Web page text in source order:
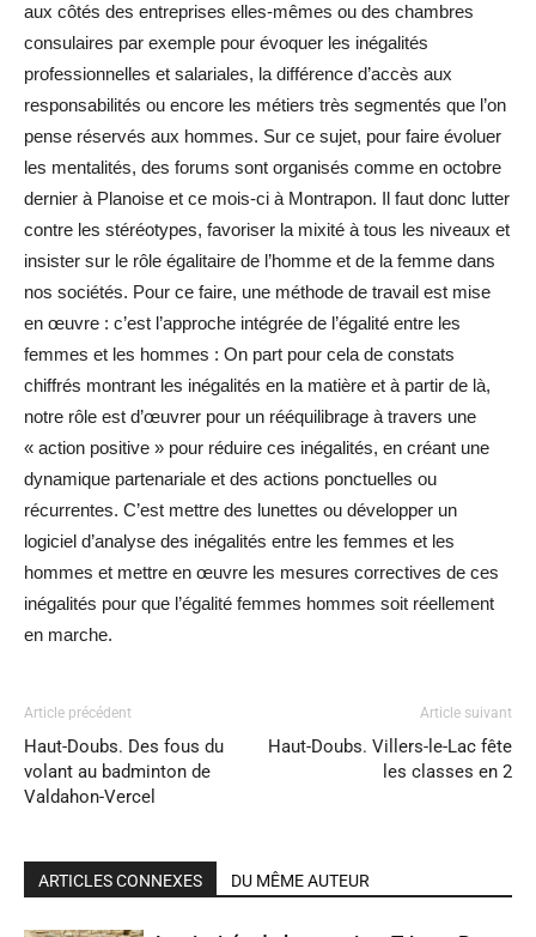
aux côtés des entreprises elles-mêmes ou des chambres
consulaires par exemple pour évoquer les inégalités
professionnelles et salariales, la différence d’accès aux
responsabilités ou encore les métiers très segmentés que l’on
pense réservés aux hommes. Sur ce sujet, pour faire évoluer
les mentalités, des forums sont organisés comme en octobre
dernier à Planoise et ce mois-ci à Montrapon. Il faut donc lutter
contre les stéréotypes, favoriser la mixité à tous les niveaux et
insister sur le rôle égalitaire de l’homme et de la femme dans
nos sociétés. Pour ce faire, une méthode de travail est mise
en œuvre : c’est l’approche intégrée de l’égalité entre les
femmes et les hommes : On part pour cela de constats
chiffrés montrant les inégalités en la matière et à partir de là,
notre rôle est d’œuvrer pour un rééquilibrage à travers une
« action positive » pour réduire ces inégalités, en créant une
dynamique partenariale et des actions ponctuelles ou
récurrentes. C’est mettre des lunettes ou développer un
logiciel d’analyse des inégalités entre les femmes et les
hommes et mettre en œuvre les mesures correctives de ces
inégalités pour que l’égalité femmes hommes soit réellement
en marche.
Article précédent
Haut-Doubs. Des fous du
volant au badminton de
Valdahon-Vercel
Article suivant
Haut-Doubs. Villers-le-Lac fête
les classes en 2
ARTICLES CONNEXES DU MÊME AUTEUR